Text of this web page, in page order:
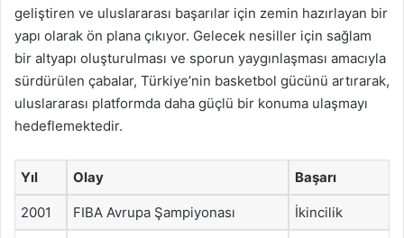
geliştiren ve uluslararası başarılar için zemin hazırlayan bir
yapı olarak ön plana çıkıyor. Gelecek nesiller için sağlam
bir altyapı oluşturulması ve sporun yaygınlaşması amacıyla
sürdürülen çabalar, Türkiye’nin basketbol gücünü artırarak,
uluslararası platformda daha güçlü bir konuma ulaşmayı
hedeflemektedir.
Yıl Olay Başarı
2001 FIBA Avrupa Şampiyonası İkincilik